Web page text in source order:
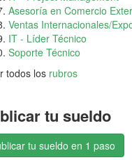
Asesoría en Comercio
Ventas Internacionales/
IT - Líder Técnico
Soporte Técnico
todos los rubros
tu sueldo
tu sueldo en 1 paso